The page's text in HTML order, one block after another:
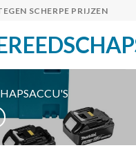
SCHERPE PRIJZEN